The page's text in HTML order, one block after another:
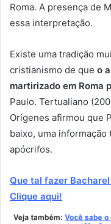
Roma. A presença de
essa interpretação.
Existe uma tradição
cristianismo de que o
martirizado em Roma
Paulo. Tertualiano
Orígenes afirmou que
baixo, uma
apócrifos.
Que tal fazer
Clique aqui!